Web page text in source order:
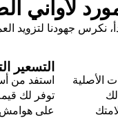
لأواني
نكرس جهودنا لتزويد
الأصلية
التسعير
استفد من
توفر لك
على هوامش